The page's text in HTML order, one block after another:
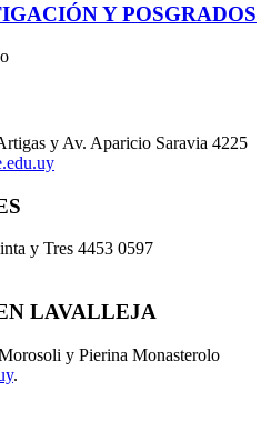
Y POSGRADOS
y Av. Aparicio Saravia 4225
y Tres 4453 0597
LAVALLEJA
y Pierina Monasterolo
.